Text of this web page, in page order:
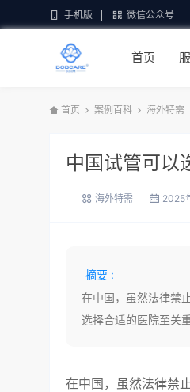
手机版 微信公众号
首页
首页 案例百科 海外特需
中国试管可以
海外特需 2025
摘要 :
在中国，虽然法律禁
选择合适的医院至关
在中国，虽然法律禁